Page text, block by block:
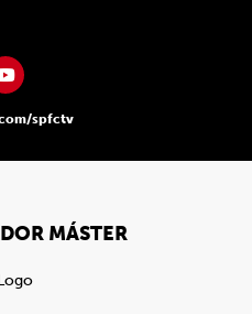
spfctv
MÁSTER